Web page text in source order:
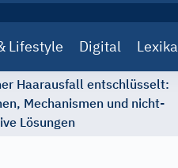
Lifestyle Digital Lexika
Haarausfall entschlüsselt:
Mechanismen und nicht-
Lösungen